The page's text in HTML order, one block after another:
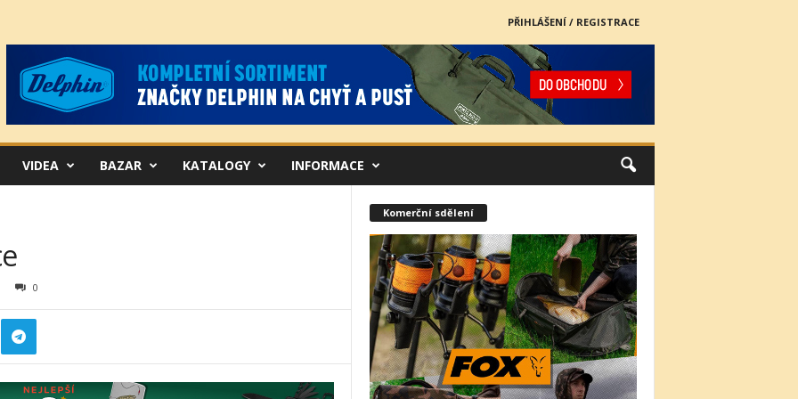
PŘIHLÁŠENÍ / REGISTRACE
VIDEA BAZAR KATALOGY INFORMACE
0
Komerční sdělení